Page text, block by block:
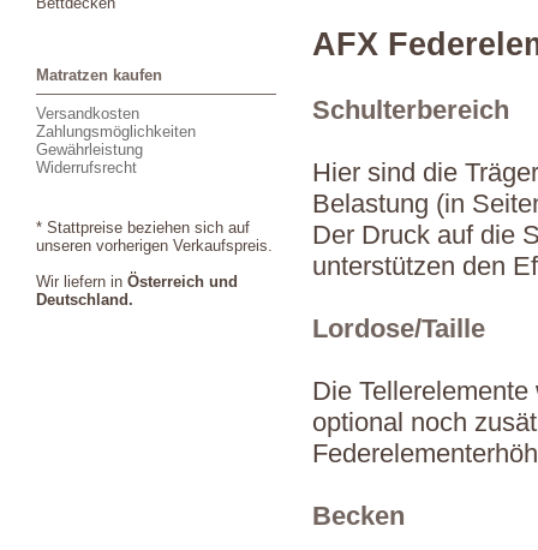
Matratzen kaufen
Versandkosten
Zahlungsmöglichkeiten
Gewährleistung
Widerrufsrecht
* Stattpreise beziehen sich auf
unseren vorherigen Verkaufspreis.
Wir liefern in Österreich und
Deutschland.
AFX
Schulterbereich
Hier sind die
Belastung (in
Der Druck auf die
unterstützen den
Lordose/Taille
Die
optional noch
Becken